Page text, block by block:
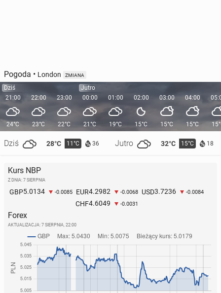
Pogoda • London ZMIANA
Dziś
21:00
24°C
Dziś 28°C 11°C 36 Jutro 32°C 15°C 18
22:00
23°C
23:00
22°C
Jutro
00:00
21°C
01:00
19°C
02:00
15°C
03:00
15°C
04:00
15°C
Kurs NBP
Z DNIA: 7 SIERPNIA
GBP5.0134 -0.0085 EUR4.2982 -0.0068 USD3.7236 -0.0084
CHF4.6049 -0.0031
Forex
AKTUALIZACJA: 7 SIERPNIA, 22:00